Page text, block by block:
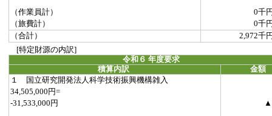
（作業員計）
0千
（旅費計）
0千
（合計）
2,972千
[特定財源の内訳]
令和６ 年度要求
積算内訳
金額
１ 国立研究開発法人科学技術振興機構雑入
34,505,000円=
-31,533,000円